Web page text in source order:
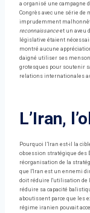
a organisé une campagne
Congrès avec une série
imprudemment
reconnaissance et un aveu
législative étaient
montré aucune
daigné utiliser ses
grotesques pour soutenir
relations internationales
L’Iran,
Pourquoi l’Iran est-il la
obsession stratégique des
réorganisation de la
que l'Iran est un ennemi
doit réduire l'utilisation de
réduire sa capacité
aboutissent parce que les
régime iranien pouvait